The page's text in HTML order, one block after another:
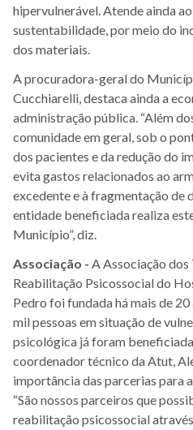
hipervulnerável. Atende ainda
sustentabilidade, por meio do
dos materiais.
A procuradora-geral do
Cucchiarelli, destaca ainda a
administração pública. “Além
comunidade em geral, sob o
dos pacientes e da redução do
evita gastos relacionados ao
excedente e à fragmentação de
entidade beneficiada realiza
Município”, diz.
Associação - A Associação
Reabilitação Psicossocial do
Pedro foi fundada há mais de
mil pessoas em situação de
psicológica já foram
coordenador técnico da Atut,
importância das parcerias para
“São nossos parceiros que
reabilitação psicossocial